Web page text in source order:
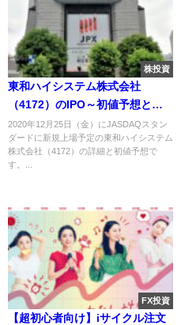
株投資
東和ハイシステム株式会社
（4172）のIPO～初値予想と新
規上場情報～
2020年12月25日（金）にJASDAQスタン
ダードに新規上場予定の東和ハイシステム
株式会社（4172）の詳細と初値予想で
す。...
FX投資
【超初心者向け】iサイクル注文